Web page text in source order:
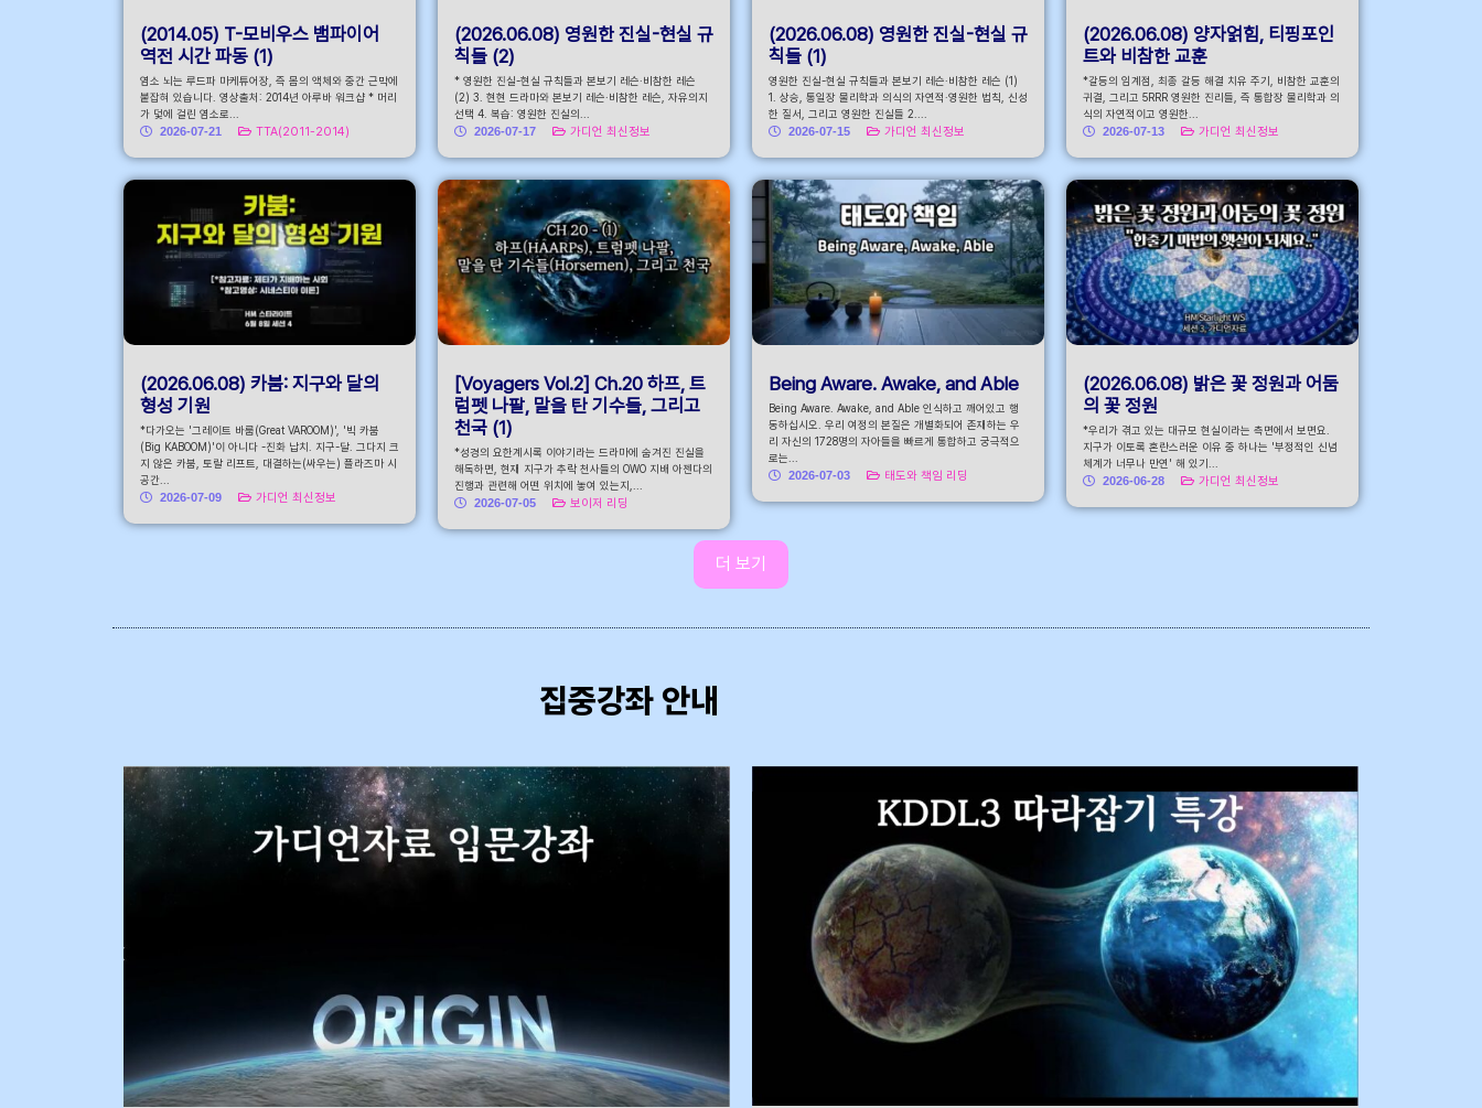
(2014.05) T-모비우스 뱀파이어
역전 시간 파동 (1)
염소 뇌는 루드파 마케튜어장, 즉 몸의 액체와 중간 근막에
붙잡혀 있습니다. 영상출처: 2014년 아루바 워크샵 * 머리
가 덫에 걸린 염소로...
2026-07-21
TTA(2011-2014)
(2026.06.08) 영원한 진실-현실 규
칙들 (2)
* 영원한 진실-현실 규칙들과 본보기 레슨·비참한 레슨
(2) 3. 현현 드라마와 본보기 레슨·비참한 레슨, 자유의지
선택 4. 복습: 영원한 진실의...
2026-07-17
가디언 최신정보
(2026.06.08) 영원한 진실-현실 규
칙들 (1)
영원한 진실-현실 규칙들과 본보기 레슨·비참한 레슨 (1)
1. 상승, 통일장 물리학과 의식의 자연적·영원한 법칙, 신성
한 질서, 그리고 영원한 진실들 2....
2026-07-15
가디언 최신정보
(2026.06.08) 양자얽힘, 티핑포인
트와 비참한 교훈
*갈등의 임계점, 최종 갈등 해결 치유 주기, 비참한 교훈의
귀결, 그리고 5RRR 영원한 진리들, 즉 통합장 물리학과 의
식의 자연적이고 영원한...
2026-07-13
가디언 최신정보
(2026.06.08) 카붐: 지구와 달의
형성 기원
*다가오는 '그레이트 바룸(Great VAROOM)', '빅 카붐
(Big KABOOM)'이 아니다 -진화 납치. 지구-달. 그다지 크
지 않은 카붐, 토랄 리프트, 대결하는(싸우는) 플라즈마 시
공간...
2026-07-09
가디언 최신정보
[Voyagers Vol.2] Ch.20 하프, 트
럼펫 나팔, 말을 탄 기수들, 그리고
천국 (1)
*성경의 요한계시록 이야기라는 드라마에 숨겨진 진실을
해독하면, 현재 지구가 추락 천사들의 OWO 지배 아젠다의
진행과 관련해 어떤 위치에 놓여 있는지,...
2026-07-05
보이저 리딩
Being Aware. Awake, and Able
Being Aware. Awake, and Able 인식하고 깨어있고 행
동하십시오. 우리 여정의 본질은 개별화되어 존재하는 우
리 자신의 1728명의 자아들을 빠르게 통합하고 궁극적으
로는...
2026-07-03
태도와 책임 리딩
(2026.06.08) 밝은 꽃 정원과 어둠
의 꽃 정원
*우리가 겪고 있는 대규모 현실이라는 측면에서 보면요.
지구가 이토록 혼란스러운 이유 중 하나는 '부정적인 신념
체계가 너무나 만연' 해 있기...
2026-06-28
가디언 최신정보
더 보기
집중강좌 안내